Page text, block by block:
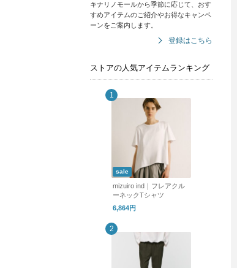
キナリノモールから季節に応じて、おす
すめアイテムのご紹介やお得なキャンペ
ーンをご案内します。
登録はこちら
ストアの人気アイテムランキング
sale
mizuiro ind｜フレアクル
ーネックTシャツ
6,864円